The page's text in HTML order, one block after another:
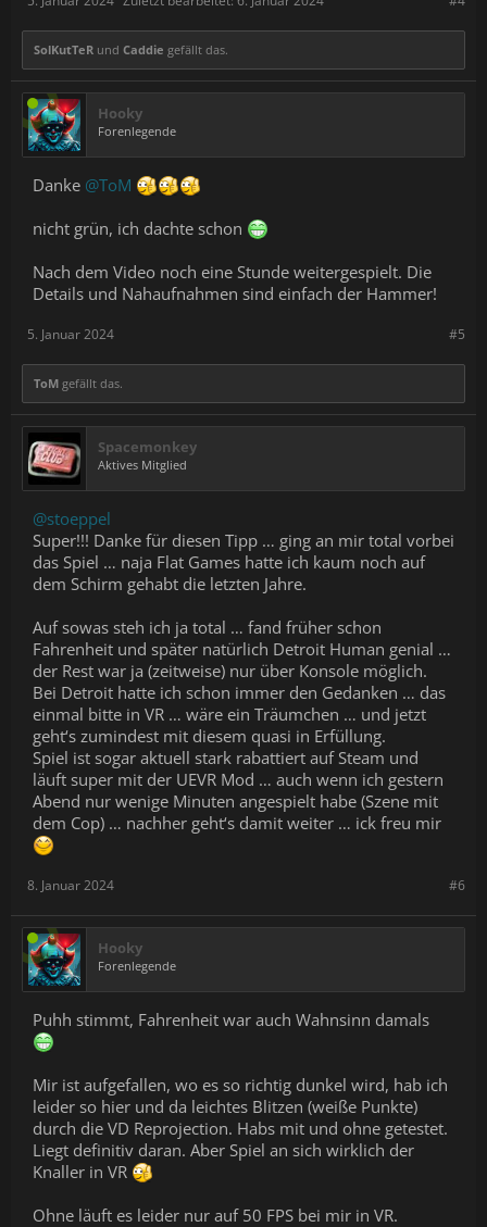
SolKutTeR und Caddie gefällt das.
Hooky
Forenlegende
Danke @ToM
nicht grün, ich dachte schon
Nach dem Video noch eine Stunde weitergespielt. Die
Details und Nahaufnahmen sind einfach der Hammer!
#5
5. Januar 2024
ToM gefällt das.
Spacemonkey
Aktives Mitglied
@stoeppel
Super!!! Danke für diesen Tipp … ging an mir total vorbei
das Spiel … naja Flat Games hatte ich kaum noch auf
dem Schirm gehabt die letzten Jahre.
Auf sowas steh ich ja total … fand früher schon
Fahrenheit und später natürlich Detroit Human genial …
der Rest war ja (zeitweise) nur über Konsole möglich.
Bei Detroit hatte ich schon immer den Gedanken … das
einmal bitte in VR … wäre ein Träumchen … und jetzt
geht‘s zumindest mit diesem quasi in Erfüllung.
Spiel ist sogar aktuell stark rabattiert auf Steam und
läuft super mit der UEVR Mod … auch wenn ich gestern
Abend nur wenige Minuten angespielt habe (Szene mit
dem Cop) … nachher geht‘s damit weiter … ick freu mir
#6
8. Januar 2024
Hooky
Forenlegende
Puhh stimmt, Fahrenheit war auch Wahnsinn damals
Mir ist aufgefallen, wo es so richtig dunkel wird, hab ich
leider so hier und da leichtes Blitzen (weiße Punkte)
durch die VD Reprojection. Habs mit und ohne getestet.
Liegt definitiv daran. Aber Spiel an sich wirklich der
Knaller in VR
Ohne läuft es leider nur auf 50 FPS bei mir in VR.